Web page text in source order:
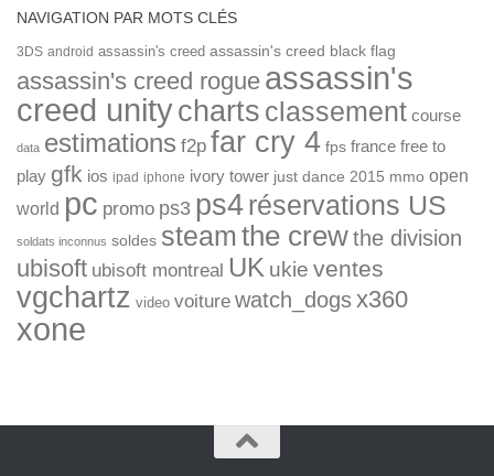
NAVIGATION PAR MOTS CLÉS
3DS android assassin's creed assassin's creed black flag
assassin's creed rogue assassin's
creed unitycharts classement course
data estimations f2p far cry 4 fps france free to
play gfk ios ipad iphone ivory tower just dance 2015 mmo open
world pc promo ps3 ps4réservations US
soldats inconnus soldes steamthe crewthe division
ubisoft ubisoft montreal UK ukie ventes
vgchartz video voiture watch_dogsx360
xone